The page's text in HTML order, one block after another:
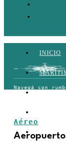
INICIO
Aéreo